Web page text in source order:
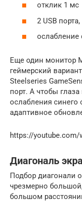
отклик 1 мс
2 USB
ослабление
Еще один монитор
геймерский
Steelseries
порт. А чтобы
ослабления синего
адаптивное
https://youtube.com/
Диагональ
Подбор диагонали
чрезмерно
большом